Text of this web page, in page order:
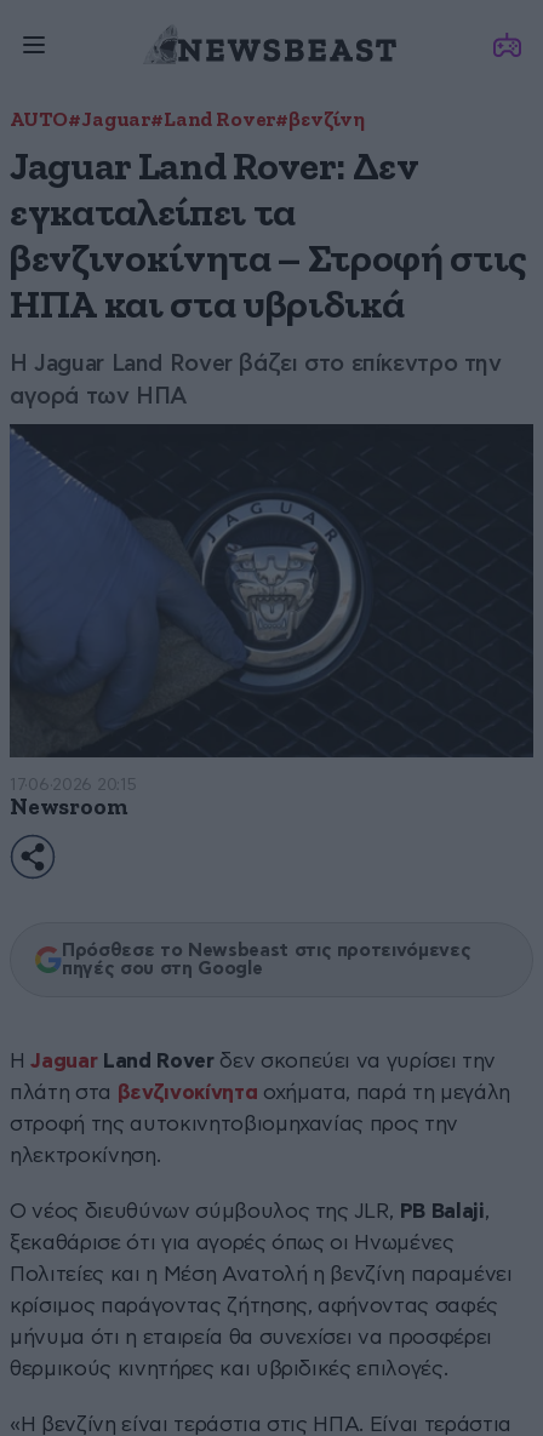
AUTO#Jaguar#Land Rover#βενζίνη
Jaguar Land Rover: Δεν
εγκαταλείπει τα
βενζινοκίνητα – Στροφή στις
ΗΠΑ και στα υβριδικά
Η Jaguar Land Rover βάζει στο επίκεντρο την
αγορά των ΗΠΑ
17·06·2026 20:15
Newsroom
Πρόσθεσε το Newsbeast στις προτεινόμενες
πηγές σου στη Google
ΗJaguarLand Roverδεν σκοπεύει να γυρίσει την
πλάτη στα βενζινοκίνητα οχήματα, παρά τη μεγάλη
στροφή της αυτοκινητοβιομηχανίας προς την
ηλεκτροκίνηση.
Ο νέος διευθύνων σύμβουλος της JLR, PB Balaji,
ξεκαθάρισε ότι για αγορές όπως οι Ηνωμένες
Πολιτείες και η Μέση Ανατολή η βενζίνη παραμένει
κρίσιμος παράγοντας ζήτησης, αφήνοντας σαφές
μήνυμα ότι η εταιρεία θα συνεχίσει να προσφέρει
θερμικούς κινητήρες και υβριδικές επιλογές.
«Η βενζίνη είναι τεράστια στις ΗΠΑ. Είναι τεράστια